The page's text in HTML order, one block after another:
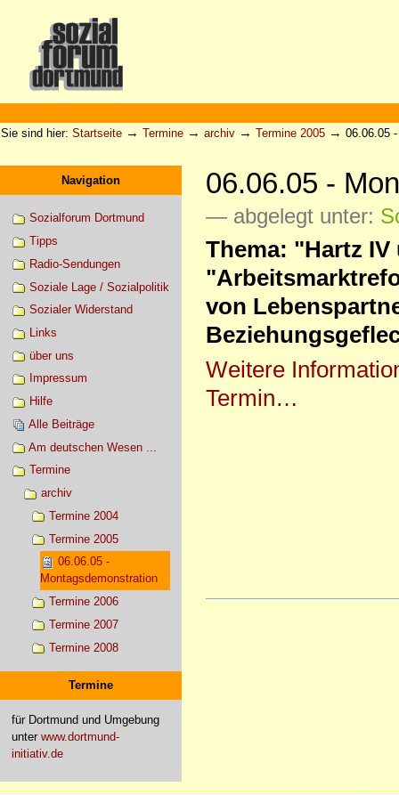
Werkzeuge
Sie sind hier: Startseite → Termine → archiv → Termine 2005 → 06.06.05
Navigation
Sozialforum Dortmund
Tipps
Radio-Sendungen
Soziale Lage / Sozialpolitik
Sozialer Widerstand
Links
über uns
Impressum
Hilfe
Alle Beiträge
Am deutschen Wesen ...
Termine
archiv
Termine 2004
Termine 2005
06.06.05 -
Montagsdemonstration
Termine 2006
Termine 2007
Termine 2008
Termine
für Dortmund und Umgebung
unter www.dortmund-
initiativ.de
06.06.05 -
— abgelegt unter:
Thema: "Hartz
von
Weitere
Termin…